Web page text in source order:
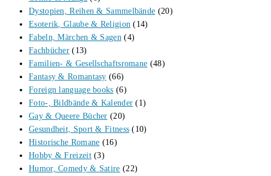
Dystopien, Reihen & Sammelbände (20)
Esoterik, Glaube & Religion (14)
Fabeln, Märchen & Sagen (4)
Fachbücher (13)
Familien- & Gesellschaftsromane (48)
Fantasy & Romantasy (66)
Foreign language books (6)
Foto-, Bildbände & Kalender (1)
Gay & Queere Bücher (20)
Gesundheit, Sport & Fitness (10)
Historische Romane (16)
Hobby & Freizeit (3)
Humor, Comedy & Satire (22)